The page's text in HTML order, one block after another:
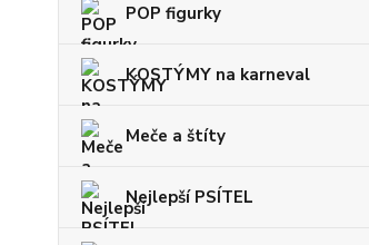
POP figurky
KOSTÝMY na karneval
Meče a štíty
Nejlepší PSÍTEL